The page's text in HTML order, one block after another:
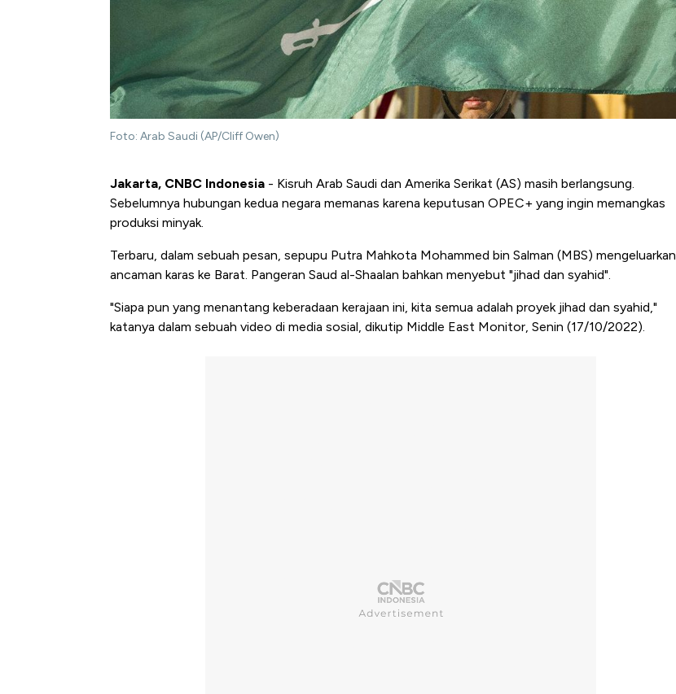
Foto: Arab Saudi (AP/Cliff Owen)
Jakarta, CNBC Indonesia - Kisruh Arab Saudi dan Amerika Serikat (AS) masih berlangsung.
Sebelumnya hubungan kedua negara memanas karena keputusan OPEC+ yang ingin memangkas
produksi minyak.
Terbaru, dalam sebuah pesan, sepupu Putra Mahkota Mohammed bin Salman (MBS) mengeluarkan
ancaman karas ke Barat. Pangeran Saud al-Shaalan bahkan menyebut "jihad dan syahid".
"Siapa pun yang menantang keberadaan kerajaan ini, kita semua adalah proyek jihad dan syahid,"
katanya dalam sebuah video di media sosial, dikutip Middle East Monitor, Senin (17/10/2022).